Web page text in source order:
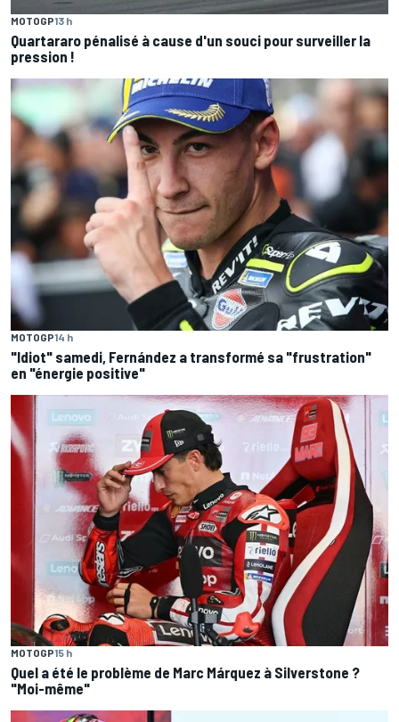
MOTOGP13 h
Quartararo pénalisé à cause d'un souci pour surveiller la
pression !
MOTOGP14 h
"Idiot" samedi, Fernández a transformé sa "frustration"
en "énergie positive"
MOTOGP15 h
Quel a été le problème de Marc Márquez à Silverstone ?
"Moi-même"